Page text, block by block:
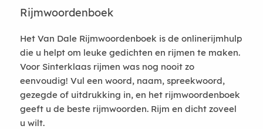
Rijmwoordenboek
Het Van Dale Rijmwoordenboek is de onlinerijmhulp
die u helpt om leuke gedichten en rijmen te maken.
Voor Sinterklaas rijmen was nog nooit zo
eenvoudig! Vul een woord, naam, spreekwoord,
gezegde of uitdrukking in, en het rijmwoordenboek
geeft u de beste rijmwoorden. Rijm en dicht zoveel
u wilt.